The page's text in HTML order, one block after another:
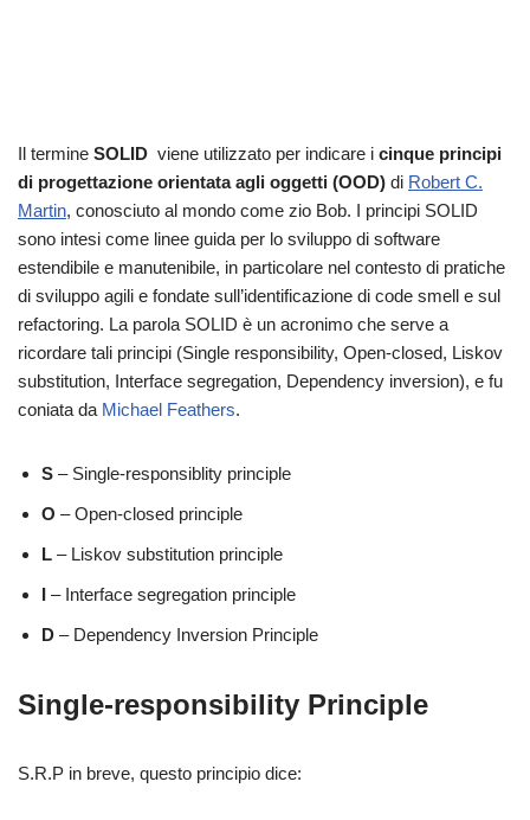
Il termine SOLID viene utilizzato per indicare i cinque principi
di progettazione orientata agli oggetti (OOD) di Robert C.
Martin, conosciuto al mondo come zio Bob. I principi SOLID
sono intesi come linee guida per lo sviluppo di software
estendibile e manutenibile, in particolare nel contesto di pratiche
di sviluppo agili e fondate sull’identificazione di code smell e sul
refactoring. La parola SOLID è un acronimo che serve a
ricordare tali principi (Single responsibility, Open-closed, Liskov
substitution, Interface segregation, Dependency inversion), e fu
coniata da Michael Feathers.
S – Single-responsiblity principle
O – Open-closed principle
L – Liskov substitution principle
I – Interface segregation principle
D – Dependency Inversion Principle
Single-responsibility Principle
S.R.P in breve, questo principio dice: